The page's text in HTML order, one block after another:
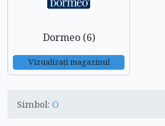
Dormeo (6)
Vizualizați magazinul
Simbol: O